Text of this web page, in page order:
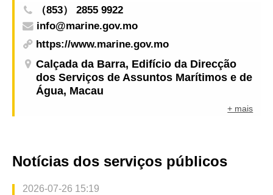
（853） 2855 9922
info@marine.gov.mo
https://www.marine.gov.mo
Calçada da Barra, Edifício da Direcção
dos Serviços de Assuntos Marítimos e de
Água, Macau
+ mais
Notícias dos serviços públicos
2026-07-26 15:19